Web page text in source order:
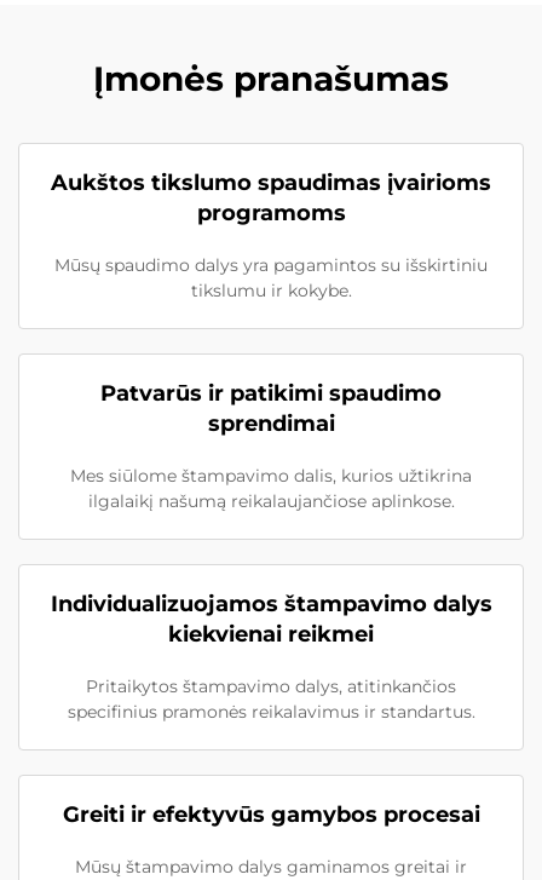
Įmonės pranašumas
Aukštos tikslumo spaudimas įvairioms
programoms
Mūsų spaudimo dalys yra pagamintos su išskirtiniu
tikslumu ir kokybe.
Patvarūs ir patikimi spaudimo
sprendimai
Mes siūlome štampavimo dalis, kurios užtikrina
ilgalaikį našumą reikalaujančiose aplinkose.
Individualizuojamos štampavimo dalys
kiekvienai reikmei
Pritaikytos štampavimo dalys, atitinkančios
specifinius pramonės reikalavimus ir standartus.
Greiti ir efektyvūs gamybos procesai
Mūsų štampavimo dalys gaminamos greitai ir